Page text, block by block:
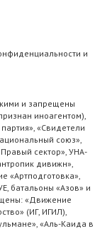
и
и запрещены
иноагентом),
«Свидетели
союз»,
сектор», УНА-
дивижн»,
«Артподготовка»,
батальоны «Азов» и
«Движение
(ИГ, ИГИЛ),
«Аль-Каида в